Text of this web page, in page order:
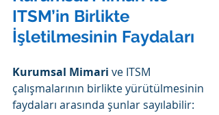
ITSM’in Birlikte
İşletilmesinin Faydaları
Kurumsal Mimari ve ITSM
çalışmalarının birlikte yürütülmesinin
faydaları arasında şunlar sayılabilir: